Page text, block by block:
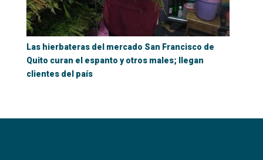
Las hierbateras del mercado San Francisco de
Quito curan el espanto y otros males; llegan
clientes del país